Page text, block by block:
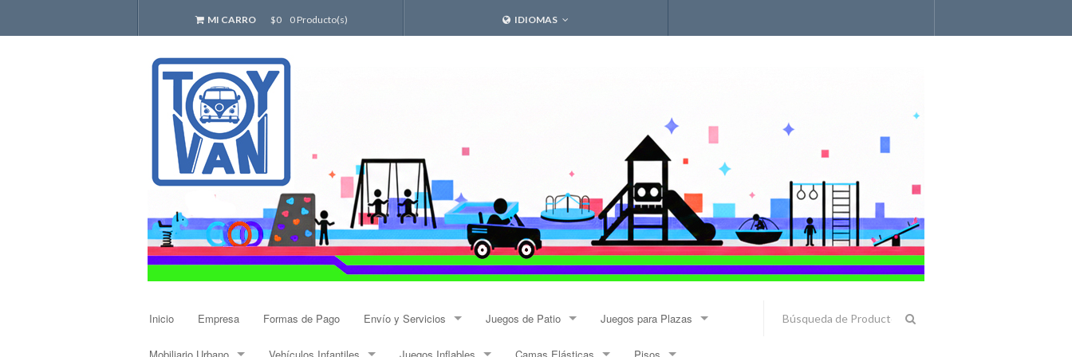
MI CARRO $0 0 Producto(s) IDIOMAS
Inicio Empresa Formas de Pago Envío y Servicios Juegos de Patio Juegos para Plazas